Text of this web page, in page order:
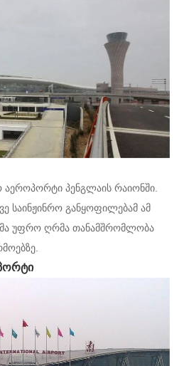
პენგლაის რაიონში.
საინჟინრო განყოფილებამ ამ
უფრო ღრმა თანამშრომლობა